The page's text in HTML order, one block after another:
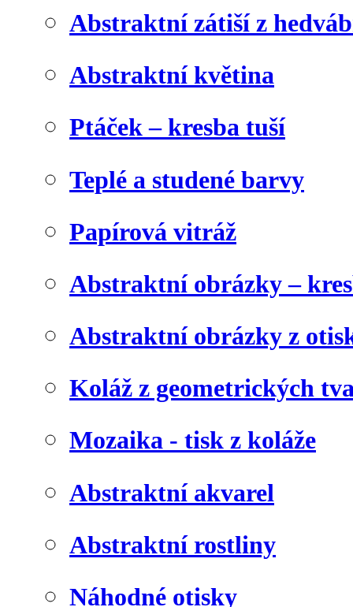
Abstraktní zátiší z
Abstraktní květina
Ptáček – kresba tuší
Teplé a studené barvy
Papírová vitráž
Abstraktní obrázky –
Abstraktní obrázky z
Koláž z geometrických
Mozaika - tisk z koláže
Abstraktní akvarel
Abstraktní rostliny
Náhodné otisky